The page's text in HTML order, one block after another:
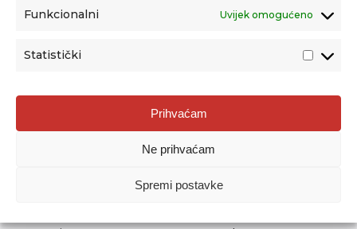
Funkcionalni Uvijek omogućeno
Statistički
Prihvaćam
Ne prihvaćam
Spremi postavke
Agencija za odgoj i obrazovanje
Donje Svetice 38, 10000 Zagreb
1778129
Prenošenje sadržaja dopušteno je uz navođenje izvora.